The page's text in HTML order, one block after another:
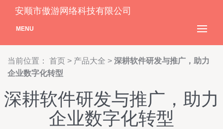
安顺市傲游网络科技有限公司
MENU
当前位置： 首页 > 产品大全 > 深耕软件研发与推广，助力
企业数字化转型
深耕软件研发与推广，助力
企业数字化转型